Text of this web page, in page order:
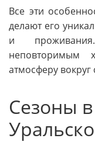
Все эти
делают его
и
неповторимым
атмосферу вокруг
Сезоны